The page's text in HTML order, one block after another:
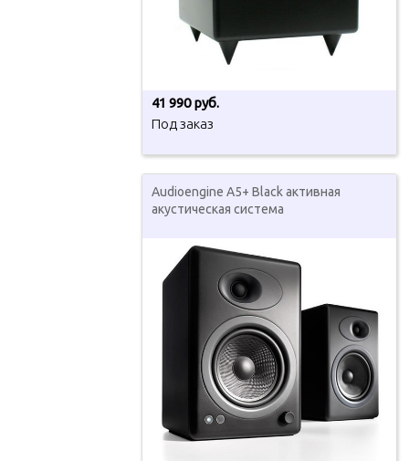
41 990 руб.
Под заказ
Audioengine A5+ Black активная
акустическая система